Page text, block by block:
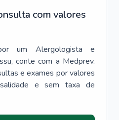
com valores
um
Alergologista e
, conte com a Medprev.
e exames por valores
e sem taxa de